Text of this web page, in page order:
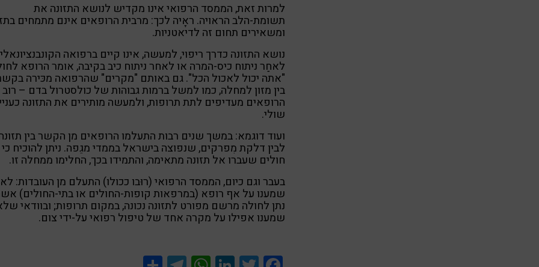
למרות זאת, הממסד הרפואי אינו מקדיש לנושא התזונה את
תשומת-הלב הראויה. ראָיה לכך: מרבית הרופאים אינם מתמחים
ומשאירים תחום זה לדיאטניות.
נושא התזונה כדרך ריפוי, למעשה, אינו קיים ברפואה
לאחַר ניתוח כיס-המרה או לאחר ניתוח כיב בקיבה, אומר הרופא
"אתה יכול לאכול הכל". גם באותם "מקרים" שהרפואה מכּירה
בין מזון למחלה, כמו למשל ברמות גבוהות של כולסטרול בדם – רוב
הרופאים מעדיפים לתת תרופות, ולמעשה מותירים את התזונה
שולי.
ועוד דוגמא: במשך שנים רבות התעלמו הרופאים מן הקשר בין
לבין דלקת מִפרקים, שנפוצה בישראל בממדי מגֵפה. ניתן להוכיח כי
חולים שעברו אל תזונה מתאימה, והתמידו בכך, החלימו ממחלה זו.
בעבר וגם כיום, הממסד הרפואי (רוּבו ככולו) התעלם מן העובדות: לא
שמענו על אף רופא (במרפאות קופות-החולים או בתי-החולים)
נתן לחולה מרשם מפורט לתזונה נכונה, במקום תרופות; ובוודאי
שמענו אפילו על מקרה אחד של טיפול רפואי על-ידי צום.